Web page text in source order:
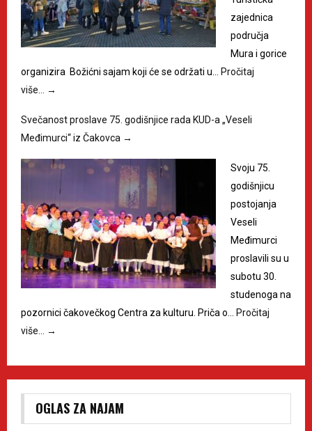
zajednica
područja
Mura i gorice
organizira Božićni sajam koji će se održati u… Pročitaj
više… →
Svečanost proslave 75. godišnjice rada KUD-a „Veseli
Međimurci“ iz Čakovca →
Svoju 75.
godišnjicu
postojanja
Veseli
Međimurci
proslavili su u
subotu 30.
studenoga na
pozornici čakovečkog Centra za kulturu. Priča o… Pročitaj
više… →
OGLAS ZA NAJAM